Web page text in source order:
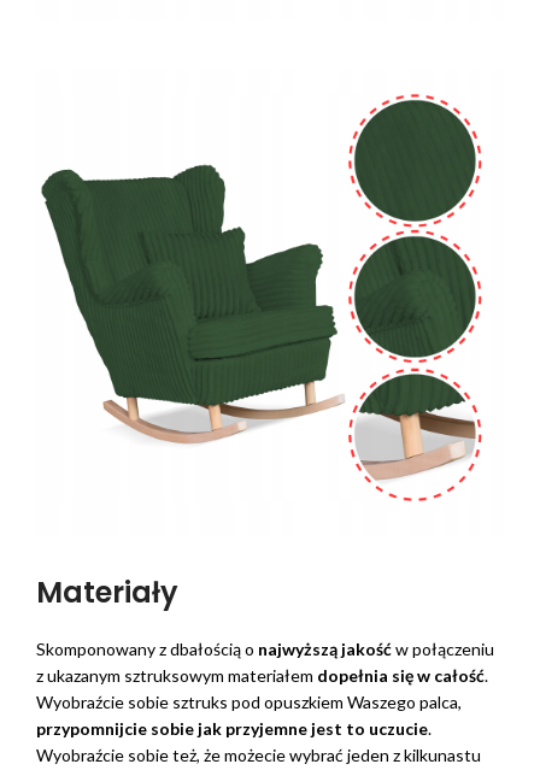
Materiały
Skomponowany z dbałością o najwyższą jakośćw połączeniu
z ukazanym sztruksowym materiałem dopełnia się w całość.
Wyobraźcie sobie sztruks pod opuszkiem Waszego palca,
przypomnijcie sobie jak przyjemne jest to uczucie.
Wyobraźcie sobie też, że możecie wybrać jeden z kilkunastu